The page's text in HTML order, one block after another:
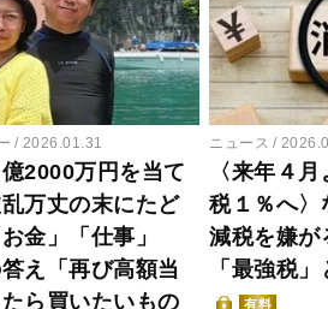
2026.01.31
2000万円を当て
万丈の末にたど
金」「仕事」
答え「再び高額当
ら買いたいもの
ニュース
〈来年４
税１％へ〉
減税を嫌
「最強税
有料